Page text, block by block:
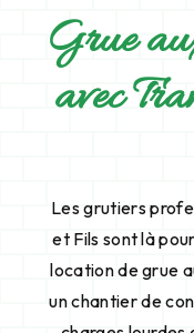
Grue
avec
Les grutiers
et Fils sont là
location de grue
un chantier de